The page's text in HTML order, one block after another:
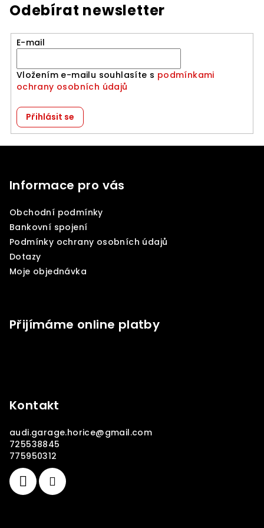
Odebírat newsletter
E-mail
Vložením e-mailu souhlasíte s podmínkami
ochrany osobních údajů
Přihlásit se
Informace pro vás
Obchodní podmínky
Bankovní spojení
Podmínky ochrany osobních údajů
Dotazy
Moje objednávka
Přijímáme online platby
Kontakt
audi.garage.horice@gmail.com
725538845
775950312